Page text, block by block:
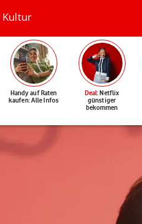
Kultur
Handy auf Raten
kaufen: Alle Infos
Deal: Netflix
günstiger
bekommen